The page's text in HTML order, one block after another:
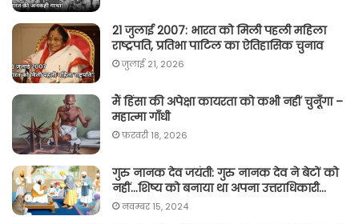
21 जुलाई 2007: भारत को मिली पहली महिला
राष्ट्रपति, प्रतिभा पाटिल का ऐतिहासिक चुनाव
जुलाई 21, 2026
मैं हिंसा की अपेक्षा कायरता को कभी नहीं चुनूँगा –
महात्मा गाँधी
फ़रवरी 18, 2026
गुरु नानक देव जयंती: गुरु नानक देव ने बेटों को
नहीं…शिष्य को बनाया था अपना उत्तराधिकारी…
नवम्बर 15, 2024